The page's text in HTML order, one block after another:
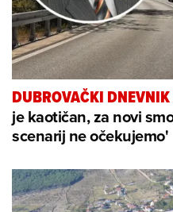
DUBROVAČKI DNEVNIK
je kaotičan, za novi
scenarij ne očekujemo'